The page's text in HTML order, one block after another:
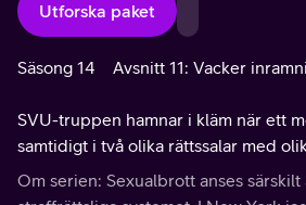
Utforska paket
Säsong 14 Avsnitt 11: Vacker
SVU-truppen hamnar i kläm när ett
samtidigt i två olika rättssalar med
Om serien: Sexualbrott anses